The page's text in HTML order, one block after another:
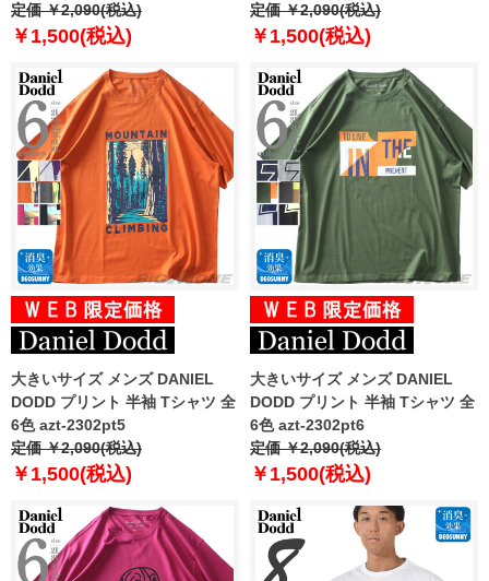
定価 ￥2,090(税込)
￥1,500(税込)
定価 ￥2,090(税込)
￥1,500(税込)
大きいサイズ メンズ DANIEL
DODD プリント 半袖 Tシャツ 全
6色 azt-2302pt5
定価 ￥2,090(税込)
￥1,500(税込)
大きいサイズ メンズ DANIEL
DODD プリント 半袖 Tシャツ 全
6色 azt-2302pt6
定価 ￥2,090(税込)
￥1,500(税込)